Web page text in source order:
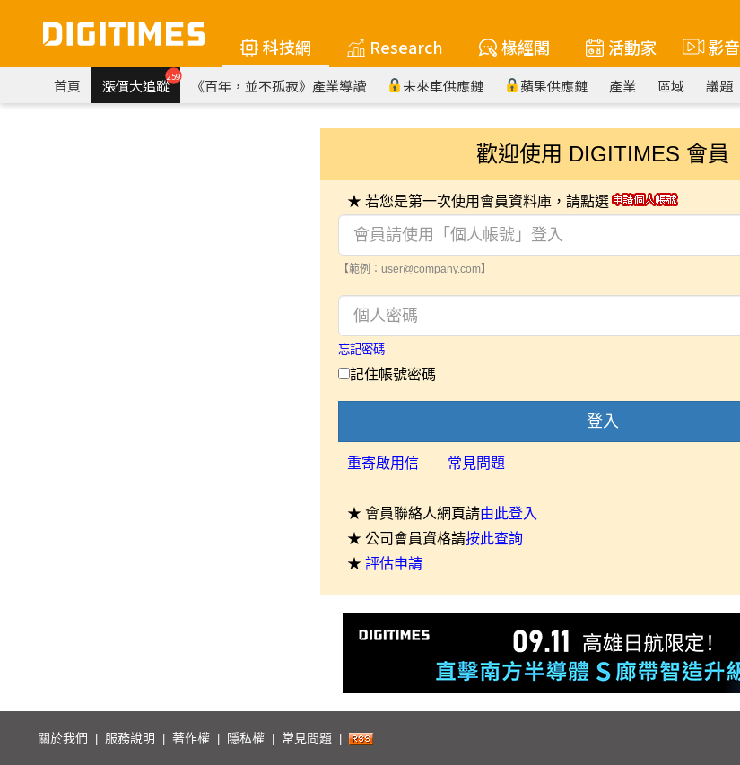
科技網 Research 椽經閣 活動家 影音
首頁 漲價大追蹤259 《百年，並不孤寂》產業導讀 未來車供應鏈 蘋果供應鏈 產業 區域 議題
歡迎使用 DIGITIMES 會員
★ 若您是第一次使用會員資料庫，請點選
【範例：user@company.com】
忘記密碼
記住帳號密碼
登入
重寄啟用信 常見問題
★ 會員聯絡人網頁請由此登入
★ 公司會員資格請按此查詢
★ 評估申請
關於我們 服務說明 著作權 隱私權 常見問題